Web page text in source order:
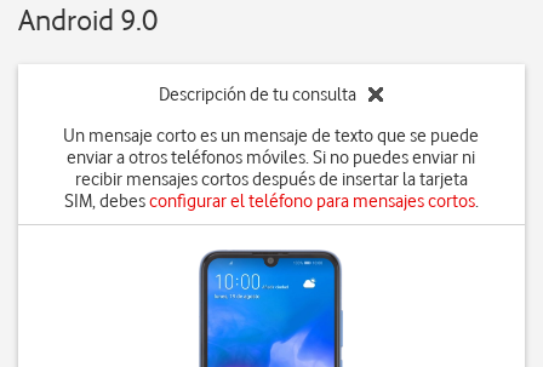
Android 9.0
Descripción de tu consulta
Un mensaje corto es un mensaje de texto que se puede
enviar a otros teléfonos móviles. Si no puedes enviar ni
recibir mensajes cortos después de insertar la tarjeta
SIM, debesconfigurar el teléfono para mensajes cortos.